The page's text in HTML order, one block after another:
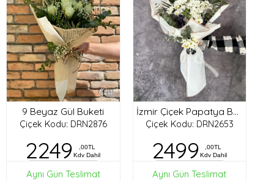
9 Beyaz Gül Buketi
Çiçek Kodu: DRN2876
2249
,00TL
Kdv Dahil
Aynı Gün Teslimat
İzmir Çiçek Papatya Buketi
Çiçek Kodu: DRN2653
2499
,00TL
Kdv Dahil
Aynı Gün Teslimat